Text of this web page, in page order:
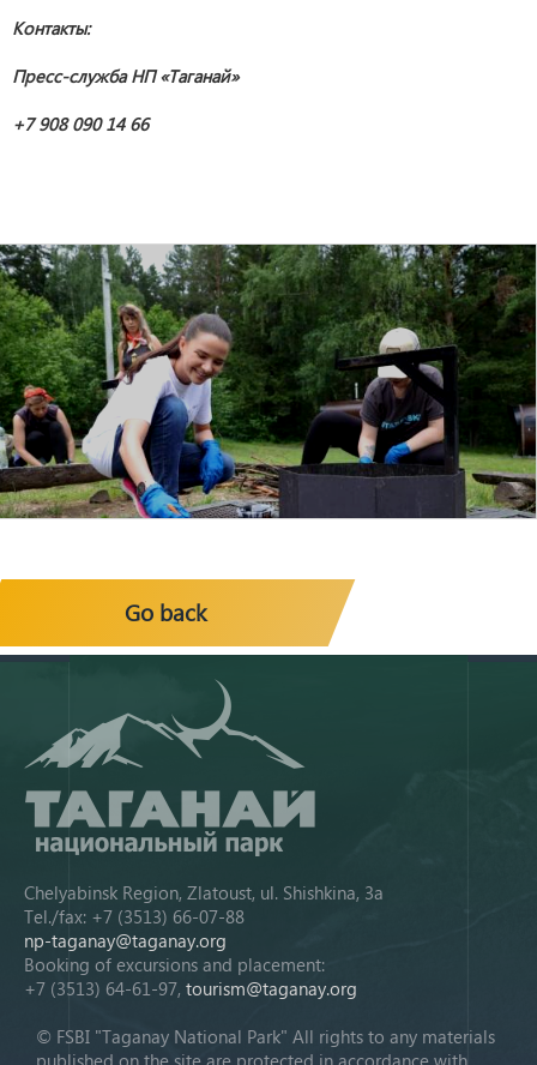
Контакты:
Пресс-служба НП «Таганай»
+7 908 090 14 66
Go back
Chelyabinsk Region, Zlatoust, ul. Shishkina, 3a
Tel./fax: +7 (3513) 66-07-88
np-taganay@taganay.org
Booking of excursions and placement:
+7 (3513) 64-61-97, tourism@taganay.org
© FSBI "Taganay National Park" All rights to any materials
published on the site are protected in accordance with